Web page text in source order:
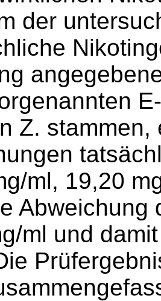
der
Z. stammen,
ml, 19,20
ml und